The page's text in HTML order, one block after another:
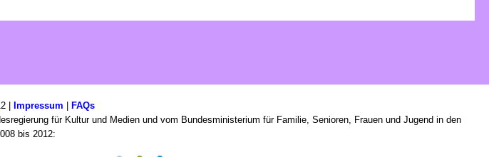
| Impressum | FAQs
für Kultur und Medien und vom Bundesministerium für Familie, Senioren, Frauen und Jugend in den
bis 2012: